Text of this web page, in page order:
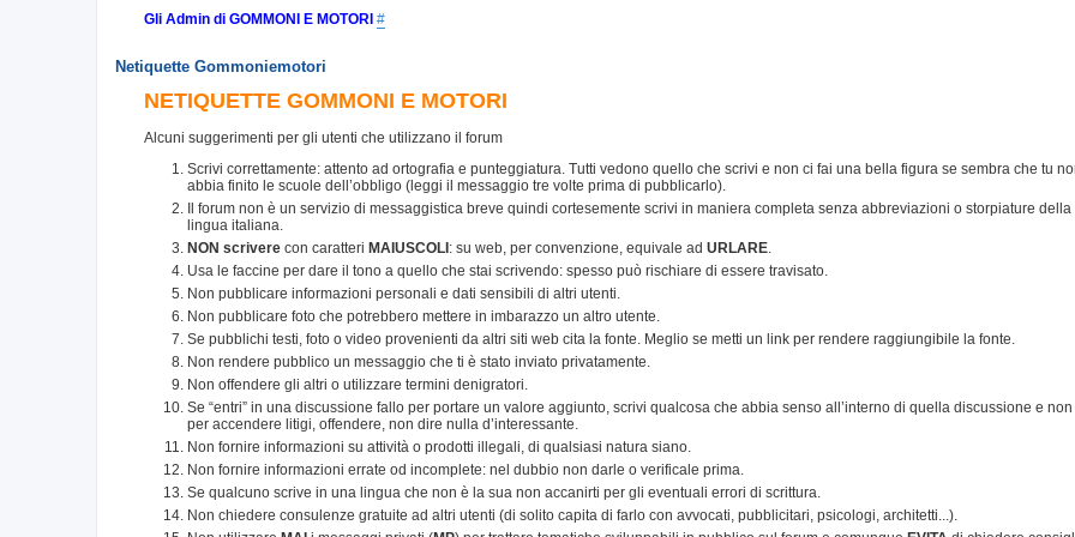
Gli Admin di GOMMONI E MOTORI #
Netiquette Gommoniemotori
NETIQUETTE GOMMONI E MOTORI
Alcuni suggerimenti per gli utenti che utilizzano il forum
Scrivi correttamente: attento ad ortografia e punteggiatura. Tutti vedono quello che scrivi e non ci fai una bella figura se sembra che tu
abbia finito le scuole dell’obbligo (leggi il messaggio tre volte prima di pubblicarlo).
Il forum non è un servizio di messaggistica breve quindi cortesemente scrivi in maniera completa senza abbreviazioni o storpiature della
lingua italiana.
NON scrivere con caratteri MAIUSCOLI : su web, per convenzione, equivale ad URLARE.
Usa le faccine per dare il tono a quello che stai scrivendo: spesso può rischiare di essere travisato.
Non pubblicare informazioni personali e dati sensibili di altri utenti.
Non pubblicare foto che potrebbero mettere in imbarazzo un altro utente.
Se pubblichi testi, foto o video provenienti da altri siti web cita la fonte. Meglio se metti un link per rendere raggiungibile la fonte.
Non rendere pubblico un messaggio che ti è stato inviato privatamente.
Non offendere gli altri o utilizzare termini denigratori.
Se “entri” in una discussione fallo per portare un valore aggiunto, scrivi qualcosa che abbia senso all’interno di quella discussione e non
per accendere litigi, offendere, non dire nulla d’interessante.
Non fornire informazioni su attività o prodotti illegali, di qualsiasi natura siano.
Non fornire informazioni errate od incomplete: nel dubbio non darle o verificale prima.
Se qualcuno scrive in una lingua che non è la sua non accanirti per gli eventuali errori di scrittura.
Non chiedere consulenze gratuite ad altri utenti (di solito capita di farlo con avvocati, pubblicitari, psicologi, architetti...).